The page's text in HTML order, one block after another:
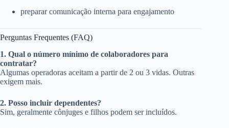
preparar comunicação interna para engajamento
Perguntas Frequentes (FAQ)
1. Qual o número mínimo de colaboradores para
contratar?
Algumas operadoras aceitam a partir de 2 ou 3 vidas. Outras
exigem mais.
2. Posso incluir dependentes?
Sim, geralmente cônjuges e filhos podem ser incluídos.